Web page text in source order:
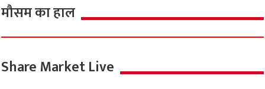
मौसम का हाल
Share Market Live